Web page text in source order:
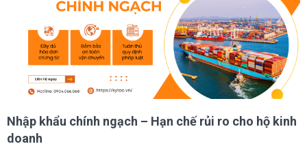
Nhập khẩu chính ngạch – Hạn chế rủi ro cho hộ kinh
doanh